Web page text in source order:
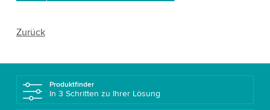
Zurück
Produktfinder
In 3 Schritten zu Ihrer Lösung